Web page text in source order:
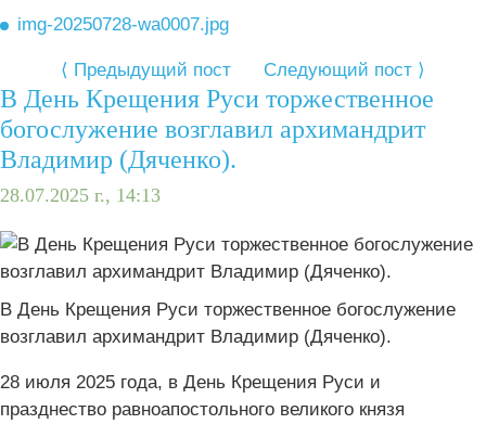
img-20250728-wa0007.jpg
⟨ Предыдущий пост Следующий пост ⟩
В День Крещения Руси торжественное
богослужение возглавил архимандрит
Владимир (Дяченко).
28.07.2025 г., 14:13
В День Крещения Руси торжественное богослужение
возглавил архимандрит Владимир (Дяченко).
28 июля 2025 года, в День Крещения Руси и
празднество равноапостольного великого князя